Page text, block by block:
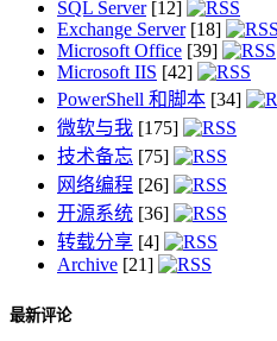
SQL Server[12]
Exchange Server[18]
Microsoft Office [39]
Microsoft IIS [42]
PowerShell 和脚本 [34]
微软与我 [175]
技术备忘 [75]
网络编程 [26]
开源系统 [36]
转载分享 [4]
Archive [21]
最新评论